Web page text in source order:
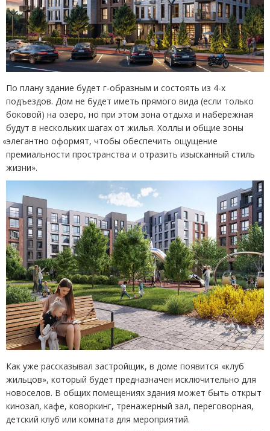
По плану здание будет г-образным и состоять из 4-х
подъездов. Дом не будет иметь прямого вида (если только
боковой) на озеро, но при этом зона отдыха и набережная
будут в нескольких шагах от жилья. Холлы и общие зоны
«элегантно оформят, чтобы обеспечить ощущение
премиальности пространства и отразить изысканный стиль
жизни».
Как уже рассказывал застройщик, в доме появится «клуб
жильцов», который будет предназначен исключительно для
новоселов. В общих помещениях здания может быть открыт
кинозал, кафе, коворкинг, тренажерный зал, переговорная,
детский клуб или комната для мероприятий.